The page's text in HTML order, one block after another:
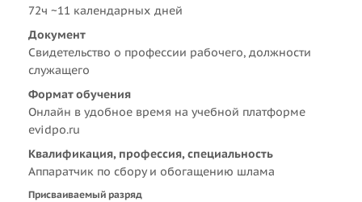
72ч ~11 календарных дней
Документ
Свидетельство о профессии рабочего, должности
служащего
Формат обучения
Онлайн в удобное время на учебной платформе
evidpo.ru
Квалификация, профессия, специальность
Аппаратчик по сбору и обогащению шлама
Присваиваемый разряд